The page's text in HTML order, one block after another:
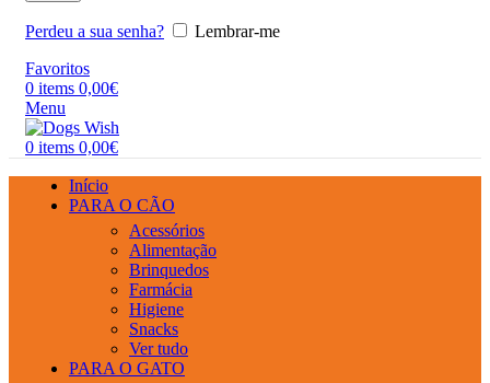
Perdeu a sua senha?
Lembrar-me
Favoritos
0 items 0,00€
Menu
0 items 0,00€
Início
PARA O CÃO
Acessórios
Alimentação
Brinquedos
Farmácia
Higiene
Snacks
Ver tudo
PARA O GATO